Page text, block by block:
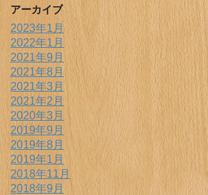
アーカイブ
2023年1月
2022年1月
2021年9月
2021年8月
2021年3月
2021年2月
2020年3月
2019年9月
2019年8月
2019年1月
2018年11月
2018年9月